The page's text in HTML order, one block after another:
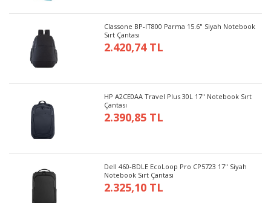
Classone BP-IT800 Parma 15.6" Siyah Notebook
Sırt Çantası
2.420,74 TL
HP A2CE0AA Travel Plus 30L 17" Notebook Sırt
Çantası
2.390,85 TL
Dell 460-BDLE EcoLoop Pro CP5723 17" Siyah
Notebook Sırt Çantası
2.325,10 TL